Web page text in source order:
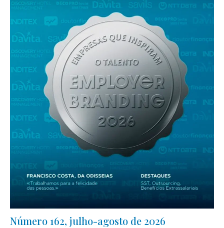
Número 162, julho-agosto de 2026